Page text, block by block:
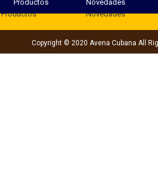
Productos Novedades
Productos Novedades
Copyright © 2020 Avena Cubana All